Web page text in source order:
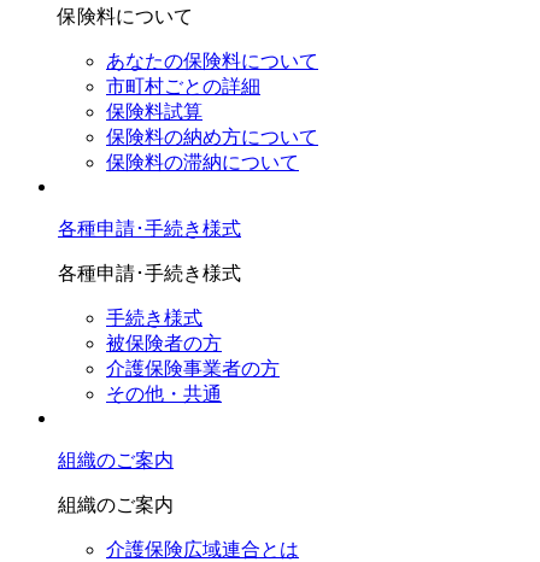
保険料について
あなたの保険料について
市町村ごとの詳細
保険料試算
保険料の納め方について
保険料の滞納について
各種申請･手続き様式
各種申請･手続き様式
手続き様式
被保険者の方
介護保険事業者の方
その他・共通
組織のご案内
組織のご案内
介護保険広域連合とは